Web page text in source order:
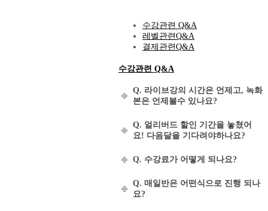
수강관련 Q&A
레벨관련Q&A
결제관련Q&A
수강관련 Q&A
Q. 라이브강의 시간은 언제고, 녹화
본은 언제볼수 있나요?
Q. 얼리버드 할인 기간을 놓쳤어
요! 다음달을 기다려야하나요?
Q. 수강료가 어떻게 되나요?
Q. 매일반은 어떤식으로 진행 되나
요?